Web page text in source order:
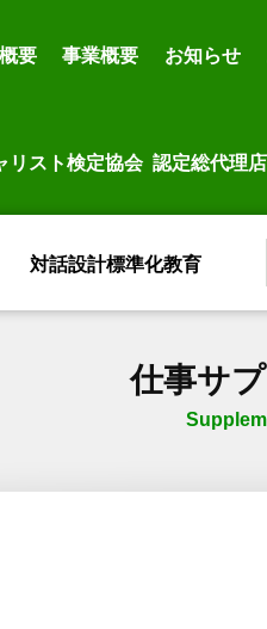
要 事業概要 お知らせ
リスト検定協会 認定総代理店
対話設計標準化教育
仕事サ